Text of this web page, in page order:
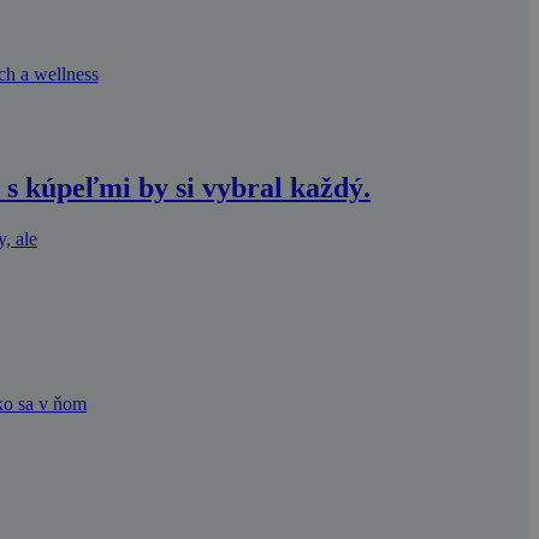
a wellness
kúpeľmi by si vybral každý.
ale
sa v ňom